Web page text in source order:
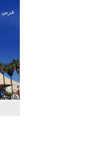
عربي